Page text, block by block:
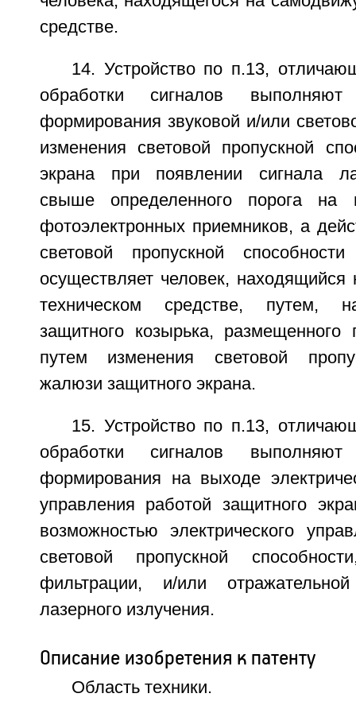
средстве.
14. Устройство по п.13,
обработки сигналов
формирования звуковой и/или
изменения световой пропускной
экрана при появлении сигнала
свыше определенного порога
фотоэлектронных приемников, а
световой пропускной
осуществляет человек,
техническом средстве, путем,
защитного козырька,
путем изменения световой
жалюзи защитного экрана.
15. Устройство по п.13,
обработки сигналов
формирования на выходе
управления работой защитного
возможностью электрического
световой пропускной
фильтрации, и/или
лазерного излучения.
Описание изобретения к патенту
Область техники.